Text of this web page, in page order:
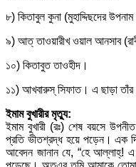
৮) কিতাবুল কুনা (মুহাদ্দিছদের
৯) আত্ তাওয়ারীখ ওয়াল আনসাব
১০) কিতাবুত তাওহীদ।
১১) আখবারুস্ সিফাত। এ ছাড়া
ইমাম বুখারীর মৃত্যু:
ইমাম বুখারী (রঃ) শেষ বয়সে
প্রতি ভীতশ্রদ্ধ হয়ে পড়েন। এক
আবেদন জানান যে, “হে আল্লাহ্! এ